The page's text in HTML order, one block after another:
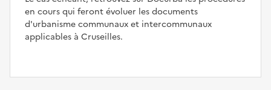
en cours qui feront évoluer les documents
d'urbanisme communaux et intercommunaux
applicables à Cruseilles.